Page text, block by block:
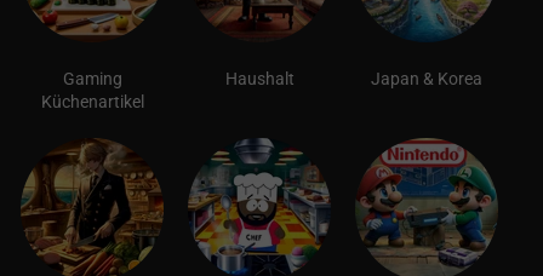
Gaming
Küchenartikel
Haushalt Japan & Korea